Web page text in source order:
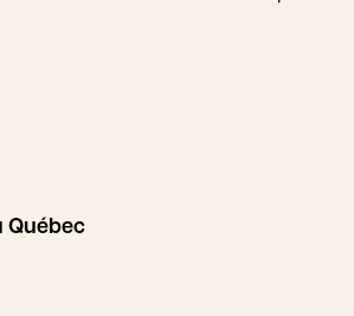
Québec